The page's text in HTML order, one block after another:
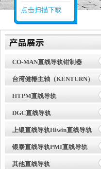
CO-MAN直线导轨钳制器
台湾健椿主轴（KENTURN）
HTPM直线导轨
DGC直线导轨
上银直线导轨Hiwin直线导轨
银泰直线导轨PMI直线导轨
其他直线导轨
点击扫描下载